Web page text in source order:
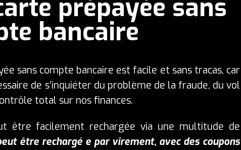
prépayée sans
bancaire
sans compte bancaire est facile et sans tracas, car
de s’inquiéter du problème de la fraude, du vol
total sur nos finances.
être facilement rechargée via une multitude de
être rechargé e par virement, avec des coupons